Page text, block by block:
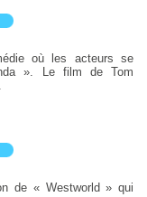
où les acteurs se
». Le film de Tom
de « Westworld » qui